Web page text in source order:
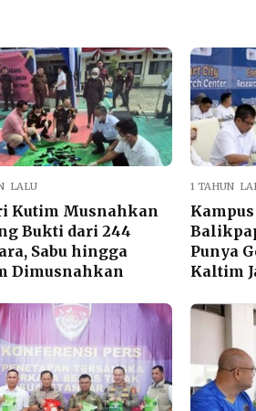
LALU
Kutim Musnahkan
Bukti dari 244
Sabu hingga
Dimusnahkan
1 TAHUN
Punya
Kaltim